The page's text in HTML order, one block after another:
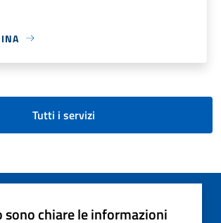
Tutti i servizi
sono chiare le informazioni